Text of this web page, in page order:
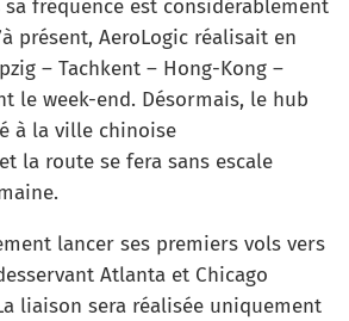
fréquence est considérablement
présent, AeroLogic réalisait en
– Tachkent – Hong-Kong –
le week-end. Désormais, le hub
à la ville chinoise
la route se fera sans escale
lancer ses premiers vols vers
Atlanta et Chicago
liaison sera réalisée uniquement